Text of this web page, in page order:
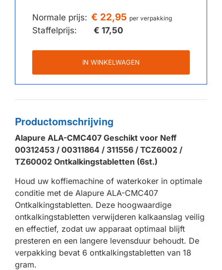
Normale prijs: € 22,95 per verpakking
Staffelprijs: € 17,50
IN WINKELWAGEN
Productomschrijving
Alapure ALA-CMC407 Geschikt voor Neff
00312453 / 00311864 / 311556 / TCZ6002 /
TZ60002 Ontkalkingstabletten (6st.)
Houd uw koffiemachine of waterkoker in optimale
conditie met de Alapure ALA-CMC407
Ontkalkingstabletten. Deze hoogwaardige
ontkalkingstabletten verwijderen kalkaanslag veilig
en effectief, zodat uw apparaat optimaal blijft
presteren en een langere levensduur behoudt. De
verpakking bevat 6 ontkalkingstabletten van 18
gram.